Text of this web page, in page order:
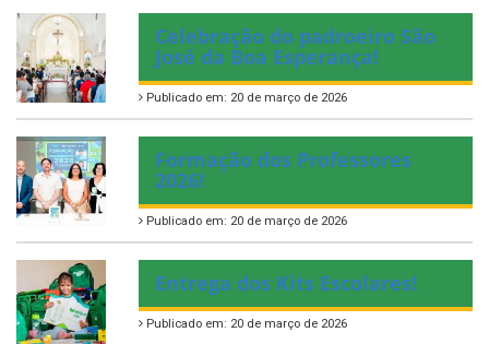
Celebração do padroeiro São
José da Boa Esperança!
Publicado em: 20 de março de 2026
Formação dos Professores
2026!
Publicado em: 20 de março de 2026
Entrega dos Kits Escolares!
Publicado em: 20 de março de 2026